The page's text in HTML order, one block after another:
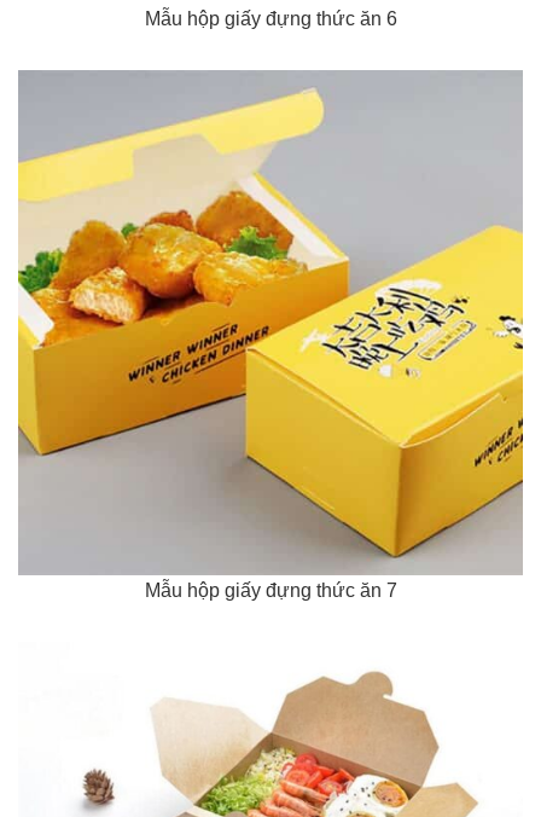
Mẫu hộp giấy đựng thức ăn 6
Mẫu hộp giấy đựng thức ăn 7